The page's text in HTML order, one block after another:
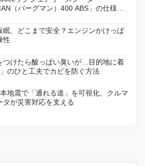
（バーグマン）400 ABS」の仕様を
18日に発売
眠、どこまで安全？エンジンかけっぱ
性
つけたら酸っぱい臭いが…目的地に着
のひと工夫でカビを防ぐ方法
地震で「通れる道」を可視化、クルマ
タが災害対応を支える